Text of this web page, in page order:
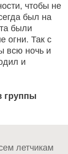
чтобы не
был на
были
огни. Так с
всю ночь и
и
группы
летчикам